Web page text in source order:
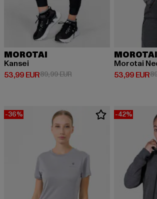
MOROTAI
Kansei
53,99 EUR
Derzeitiger Preis: 53,99 EUR
89,99 EURAktionspreis: 89,99 EUR
MOROTAI
53,99 EUR
Derzeitiger
-36% -42%